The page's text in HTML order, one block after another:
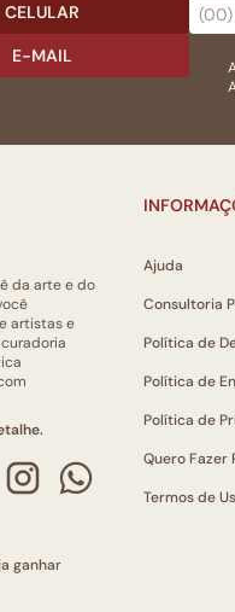
CELULAR
E-MAIL
da arte e do
artistas e
ganhar
Ajuda
Consultoria
Política de
Política de
Política de
Quero Fazer
Termos de